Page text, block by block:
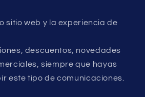
sitio web y la experiencia de
descuentos, novedades
siempre que hayas
este tipo de comunicaciones.